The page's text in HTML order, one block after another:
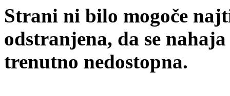
Strani ni bilo mogoče
odstranjena, da se
trenutno nedostopna.